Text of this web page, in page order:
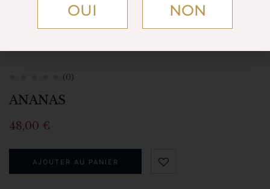
(0)
ANANAS
48,00 €
AJOUTER AU PANIER
OUI NON